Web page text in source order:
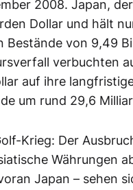
2008. Japan,
Dollar und hält
Bestände von 9,49
verbuchten
auf ihre
um rund 29,6
Krieg: Der
Währungen
Japan – sehen